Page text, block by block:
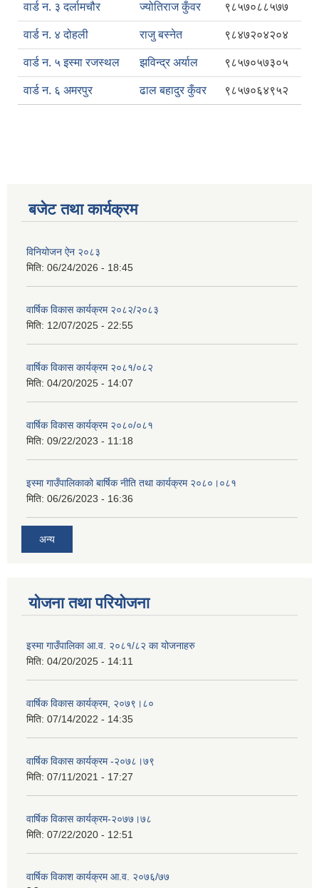
वार्ड न. ३ दर्लामचौर ज्योतिराज कुँवर ९८५७०८८५७७
वार्ड न. ४ दोहली राजु बस्नेत ९८४७२०४२०४
वार्ड न. ५ इस्मा रजस्थल झविन्द्र अर्याल ९८५७०५७३०५
वार्ड न. ६ अमरपुर ढाल बहादुर कुँवर ९८५७०६४९५२
बजेट तथा कार्यक्रम
विनियोजन ऐन २०८३
मिति: 06/24/2026 - 18:45
वार्षिक विकास कार्यक्रम २०८२/२०८३
मिति: 12/07/2025 - 22:55
वार्षिक विकास कार्यक्रम २०८१/०८२
मिति: 04/20/2025 - 14:07
वार्षिक विकास कार्यक्रम २०८०/०८१
मिति: 09/22/2023 - 11:18
इस्मा गाउँपालिकाको बार्षिक नीति तथा कार्यक्रम २०८०।०८१
मिति: 06/26/2023 - 16:36
अन्य
योजना तथा परियोजना
इस्मा गाउँपालिका आ.व. २०८१/८२ का योजनाहरु
मिति: 04/20/2025 - 14:11
वार्षिक विकास कार्यक्रम, २०७९।८०
मिति: 07/14/2022 - 14:35
वार्षिक विकास कार्यक्रम -२०७८।७९
मिति: 07/11/2021 - 17:27
वार्षिक विकास कार्यक्रम-२०७७।७८
मिति: 07/22/2020 - 12:51
वार्षिक विकाश कार्यक्रम आ.व. २०७६/७७